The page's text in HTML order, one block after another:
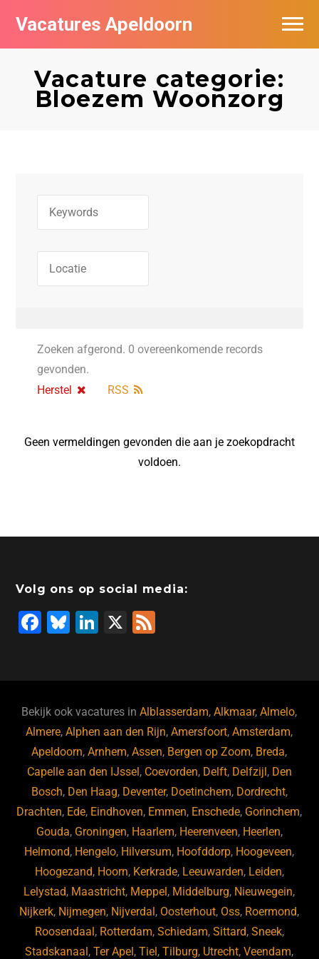
Vacatures Apeldoorn
Vacature categorie:
Bloezem Woonzorg
Zoeken afgerond. 0 overeenkomende records
gevonden.
Herstel
RSS
Geen vermeldingen gevonden die aan je zoekopdracht
voldoen.
Volg ons op social media:
F
b
o
o
k
Bl
ky
Li
dI
n
X
Bekijk ook vacatures inAlblasserdam,Alkmaar,Almelo,
Almere,Alphen aan den Rijn,Amersfoort,Amsterdam,
Apeldoorn,Arnhem,Assen, Bergen op Zoom, Breda,
Capelle aan den IJssel , Coevorden, Delft, Delfzijl , Den
Bosch, Den Haag, Deventer, Doetinchem, Dordrecht,
Drachten, Ede, Eindhoven, Emmen, Enschede, Gorinchem,
Gouda, Groningen, Haarlem, Heerenveen, Heerlen,
Helmond, Hengelo, Hilversum, Hoofddorp, Hoogeveen,
Hoogezand, Hoorn, Kerkrade, Leeuwarden, Leiden,
Lelystad, Maastricht, Meppel , Middelburg, Nieuwegein,
Nijkerk, Nijmegen, Nijverdal , Oosterhout, Oss, Roermond,
Roosendaal , Rotterdam, Schiedam, Sittard, Sneek,
Stadskanaal ,Ter Apel ,Tiel ,Tilburg, Utrecht,Veendam,
Vacatures per bedrijf
De populairste vacatures in Apeldoorn